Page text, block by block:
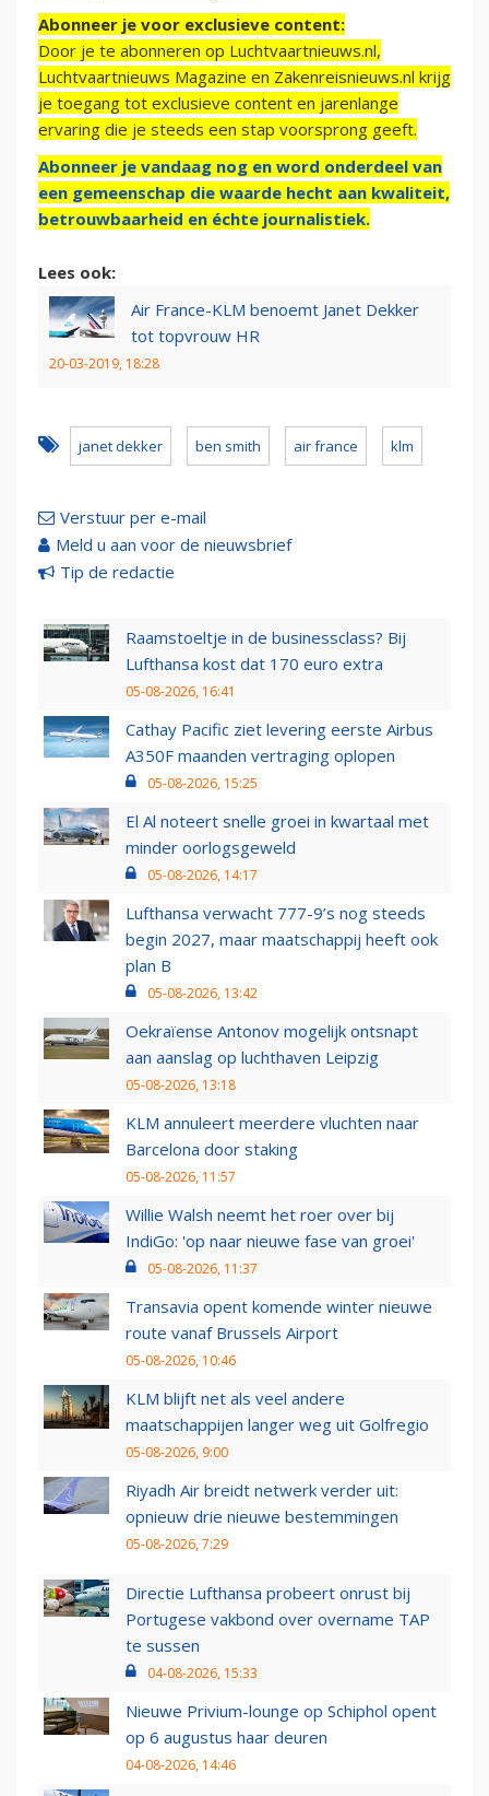
Abonneer je voor exclusieve content:
Door je te abonneren op Luchtvaartnieuws.nl,
Luchtvaartnieuws Magazine en Zakenreisnieuws.nl krijg
je toegang tot exclusieve content en jarenlange
ervaring die je steeds een stap voorsprong geeft.
Abonneer je vandaag nog en word onderdeel van
een gemeenschap die waarde hecht aan kwaliteit,
betrouwbaarheid en échte journalistiek.
Lees ook:
Air France-KLM benoemt Janet Dekker
tot topvrouw HR
20-03-2019, 18:28
janet dekker ben smith air france klm
Verstuur per e-mail
Meld u aan voor de nieuwsbrief
Tip de redactie
Raamstoeltje in de businessclass? Bij
Lufthansa kost dat 170 euro extra
05-08-2026, 16:41
Cathay Pacific ziet levering eerste Airbus
A350F maanden vertraging oplopen
05-08-2026, 15:25
El Al noteert snelle groei in kwartaal met
minder oorlogsgeweld
05-08-2026, 14:17
Lufthansa verwacht 777-9’s nog steeds
begin 2027, maar maatschappij heeft ook
plan B
05-08-2026, 13:42
Oekraïense Antonov mogelijk ontsnapt
aan aanslag op luchthaven Leipzig
05-08-2026, 13:18
KLM annuleert meerdere vluchten naar
Barcelona door staking
05-08-2026, 11:57
Willie Walsh neemt het roer over bij
IndiGo: 'op naar nieuwe fase van groei'
05-08-2026, 11:37
Transavia opent komende winter nieuwe
route vanaf Brussels Airport
05-08-2026, 10:46
KLM blijft net als veel andere
maatschappijen langer weg uit Golfregio
05-08-2026, 9:00
Riyadh Air breidt netwerk verder uit:
opnieuw drie nieuwe bestemmingen
05-08-2026, 7:29
Directie Lufthansa probeert onrust bij
Portugese vakbond over overname TAP
te sussen
04-08-2026, 15:33
Nieuwe Privium-lounge op Schiphol opent
op 6 augustus haar deuren
04-08-2026, 14:46